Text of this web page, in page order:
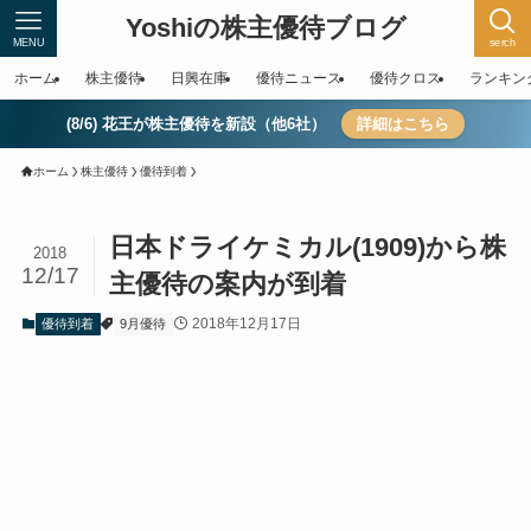
Yoshiの株主優待ブログ serch
MENU
ホーム 株主優待 日興在庫 優待ニュース 優待クロス ランキン
(8/6) 花王が株主優待を新設（他6社） 詳細はこちら
ホーム 株主優待 優待到着
日本ドライケミカル(1909)から株
主優待の案内が到着
2018
12/17
優待到着 9月優待 2018年12月17日